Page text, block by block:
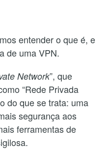
entender o que é, e
de uma VPN.
Network”, que
“Rede Privada
do que se trata: uma
segurança aos
ferramentas de